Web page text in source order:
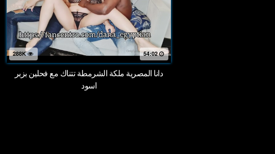
288K 54:02
دانا المصرية ملكة الشرمطة تتناك مع فحلين بزبر
اسود